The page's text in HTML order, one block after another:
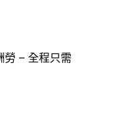
– 全程只需